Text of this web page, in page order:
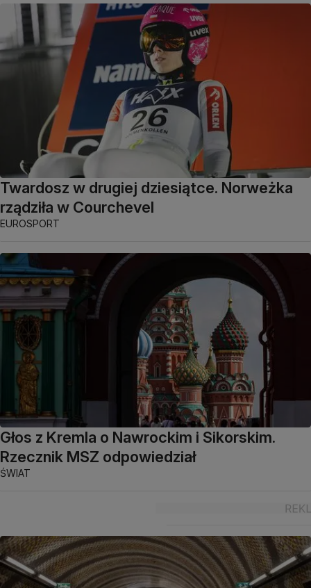
Twardosz w drugiej dziesiątce. Norweżka
rządziła w Courchevel
EUROSPORT
Głos z Kremla o Nawrockim i Sikorskim.
Rzecznik MSZ odpowiedział
ŚWIAT